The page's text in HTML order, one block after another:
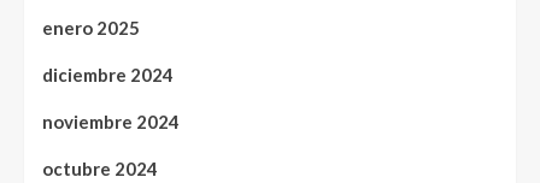
enero 2025
diciembre 2024
noviembre 2024
octubre 2024